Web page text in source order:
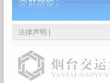
法律声明